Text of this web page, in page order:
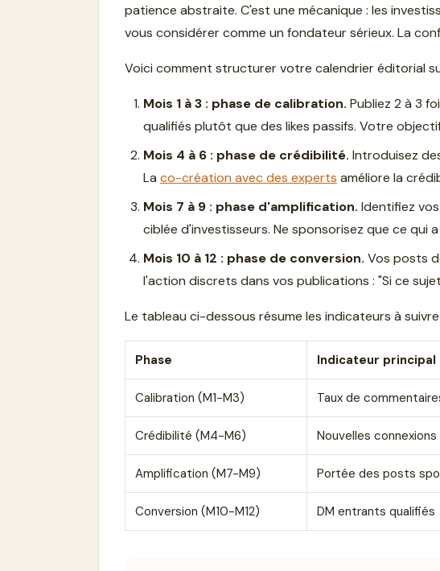
patience abstraite. C'est une mécanique : les
vous considérer comme un fondateur sérieux. La
Voici comment structurer votre calendrier éditorial
Mois 1 à 3 : phase de calibration. Publiez 2 à 3
qualifiés plutôt que des likes passifs. Votre
Mois 4 à 6 : phase de crédibilité. Introduisez
La co-création avec des experts améliore la
Mois 7 à 9 : phase d'amplification. Identifiez
ciblée d'investisseurs. Ne sponsorisez que ce qui
Mois 10 à 12 : phase de conversion. Vos posts
l'action discrets dans vos publications : "Si ce
Le tableau ci-dessous résume les indicateurs à
Phase Indicateur principal
Calibration (M1-M3) Taux de
Crédibilité (M4-M6) Nouvelles
Amplification (M7-M9) Portée des posts
Conversion (M10-M12) DM entrants qualifiés